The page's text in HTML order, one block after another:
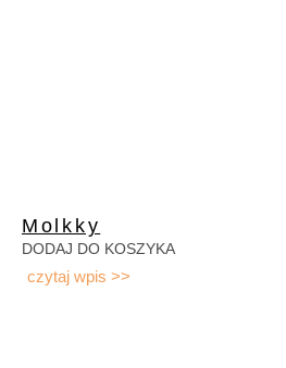
Molkky
DODAJ DO KOSZYKA
czytaj wpis >>